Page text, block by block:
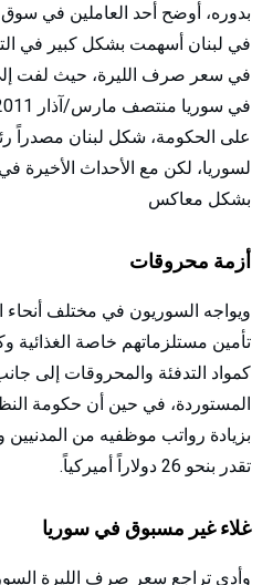
بدوره، أوضح أحد العاملين في سوق
في لبنان أسهمت بشكل كبير في
في سعر صرف الليرة، حيث لفت إلى
على الحكومة، شكل لبنان مصدراً
لسوريا، لكن مع الأحداث الأخيرة
بشكل معاكس
أزمة محروقات
ويواجه السوريون في مختلف أنحاء
تأمين مستلزماتهم خاصة الغذائية
كمواد التدفئة والمحروقات إلى جانب
المستوردة، في حين أن حكومة
بزيادة رواتب موظفيه من المدنيين
تقدر بنحو 26 دولاراً أميركياً.
غلاء غير مسبوق في سوريا
وأدى تراجع سعر صرف الليرة